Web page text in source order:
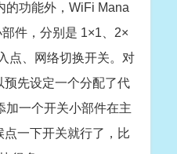
的功能外，WiFi Mana
件，分别是 1×1、2×
点、网络切换开关。对
预先设定一个分配了代
加一个开关小部件在主
点一下开关就行了，比